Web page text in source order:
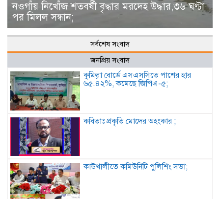
নওগাঁয় নিখোঁজ শতবর্ষী বৃদ্ধার মরদেহ উদ্ধার,৩৬ ঘণ্টা
পর মিলল সন্ধান;
সর্বশেষ সংবাদ
জনপ্রিয় সংবাদ
কুমিল্লা বোর্ডে এসএসসিতে পাশের হার
৬৫.৪২%, কমেছে জিপিএ-৫;
কবিতাঃ প্রকৃতি মোদের অহংকার ;
কাউখালীতে কমিউনিটি পুলিশিং সভা;